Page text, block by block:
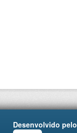
Desenvolvido pelo